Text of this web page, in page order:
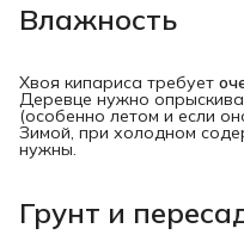
Влажность
Хвоя кипариса требует
Деревце нужно
(особенно летом и если
Зимой, при холодном
нужны.
Грунт и